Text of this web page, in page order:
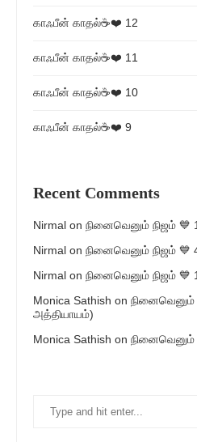
காஃபீன் காதல்☕❤️ 12
காஃபீன் காதல்☕❤️ 11
காஃபீன் காதல்☕❤️ 10
காஃபீன் காதல்☕❤️ 9
Recent Comments
Nirmal on நினைவெனும் நிஜம் 💙 1
Nirmal on நினைவெனும் நிஜம் 💙
Nirmal on நினைவெனும் நிஜம் 💙
Monica Sathish on நினைவெனும்
அத்தியாயம்)
Monica Sathish on நினைவெனும்